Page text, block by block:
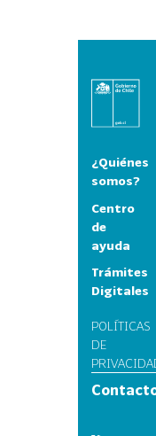
¿Quiénes
somos?
Centro
de
ayuda
Trámites
Digitales
POLÍTICAS
DE